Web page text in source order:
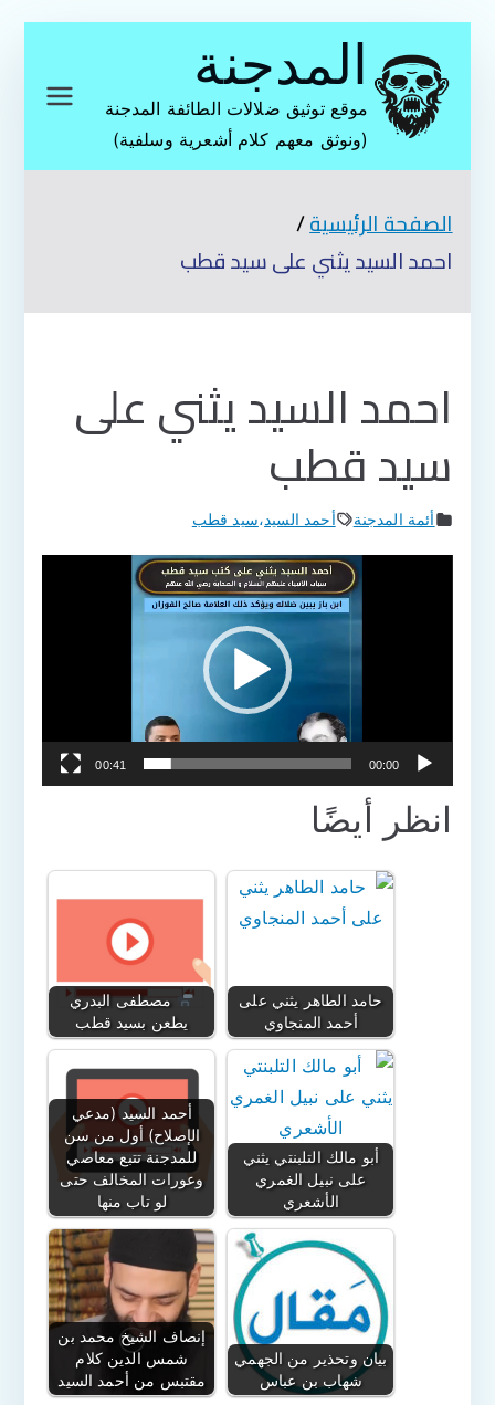
المحتوى
المدجنة
موقع توثيق ضلالات الطائفة المدجنة
(ونوثق معهم كلام أشعرية وسلفية)
الصفحة الرئيسية
احمد السيد يثني على سيد قطب
احمد السيد يثني على
سيد قطب
أئمة المدجنة أحمد السيد،سيد قطب
00:00
00:41
انظر أيضًا
مصطفى البدري
يطعن بسيد قطب
حامد الطاهر يثني على
أحمد المنجاوي
أحمد السيد (مدعي
الإصلاح) أول من سن
للمدجنة تتبع معاصي
وعورات المخالف حتى
لو تاب منها
أبو مالك التلبنتي يثني
على نبيل الغمري
الأشعري
إنصاف الشيخ محمد بن
شمس الدين كلام
مقتبس من أحمد السيد
بيان وتحذير من الجهمي
شهاب بن عباس